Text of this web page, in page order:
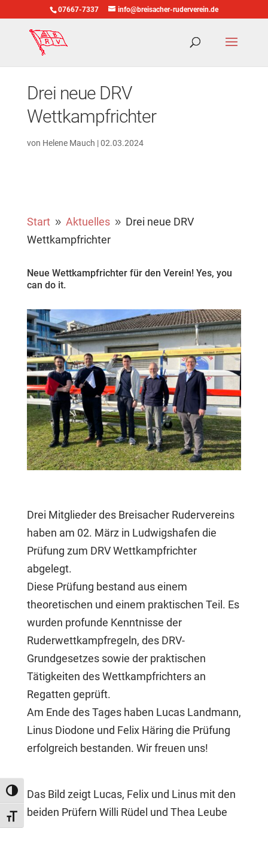
Umschalten auf hohe Kontraste
Schrift vergrößern
07667-7337 info@breisacher-ruderverein.de
Drei neue DRV
Wettkampfrichter
von Helene Mauch |02.03.2024
Start 9 Aktuelles 9 Drei neue DRV
Wettkampfrichter
Neue Wettkampfrichter für den Verein! Yes, you
can do it.
Drei Mitglieder des Breisacher Rudervereins
haben am 02. März in Ludwigshafen die
Prüfung zum DRV Wettkampfrichter
abgelegt.
Diese Prüfung bestand aus einem
theoretischen und einem praktischen Teil. Es
wurden profunde Kenntnisse der
Ruderwettkampfregeln, des DRV-
Grundgesetzes sowie der praktischen
Tätigkeiten des Wettkampfrichters an
Regatten geprüft.
Am Ende des Tages haben Lucas Landmann,
Linus Diodone und Felix Häring die Prüfung
erfolgreich bestanden. Wir freuen uns!
Das Bild zeigt Lucas, Felix und Linus mit den
beiden Prüfern Willi Rüdel und Thea Leube